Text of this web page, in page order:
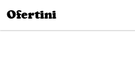
Ofertini